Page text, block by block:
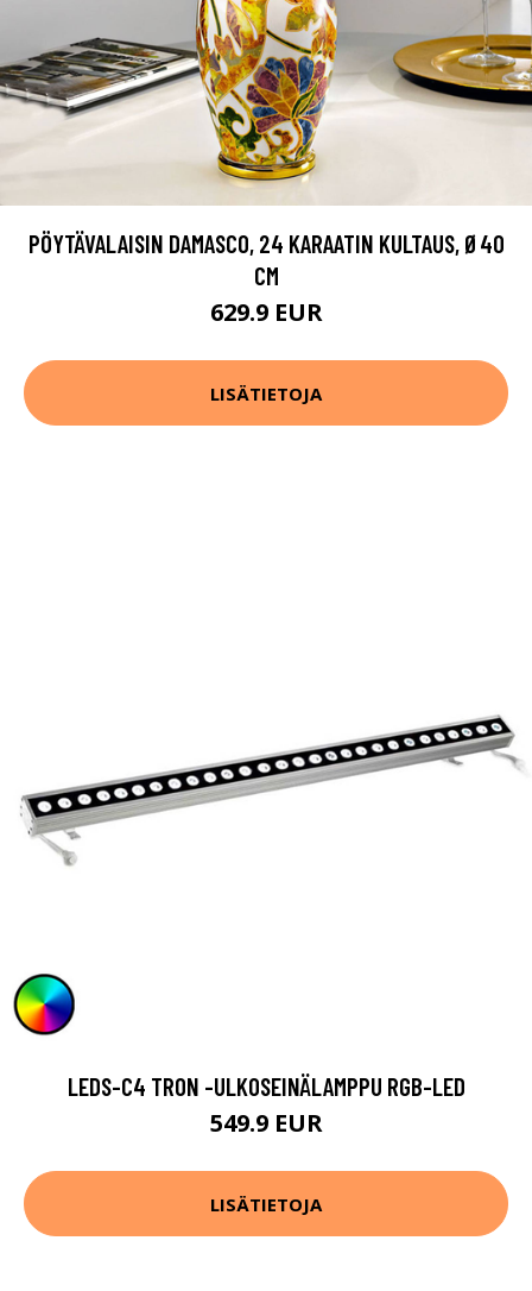
PÖYTÄVALAISIN DAMASCO, 24 KARAATIN KULTAUS, Ø40
CM
629.9 EUR
LISÄTIETOJA
LEDS-C4 TRON -ULKOSEINÄLAMPPU RGB-LED
549.9 EUR
LISÄTIETOJA